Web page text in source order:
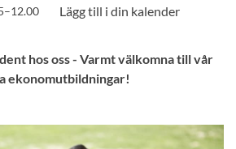
hos oss - Varmt välkomna till vår
ekonomutbildningar!